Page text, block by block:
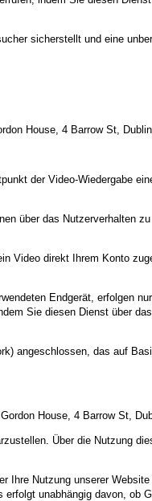
sicherstellt und eine
House, 4 Barrow St,
der Video-Wiedergabe
über das Nutzerverhalten
Video direkt Ihrem Konto
Endgerät, erfolgen
Sie diesen Dienst über
angeschlossen, das auf
House, 4 Barrow St,
Über die Nutzung
Ihre Nutzung unserer
unabhängig davon, ob